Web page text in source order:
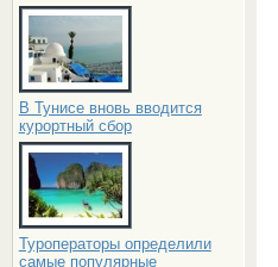
В Тунисе вновь вводится
курортный сбор
Туроператоры определили
самые популярные